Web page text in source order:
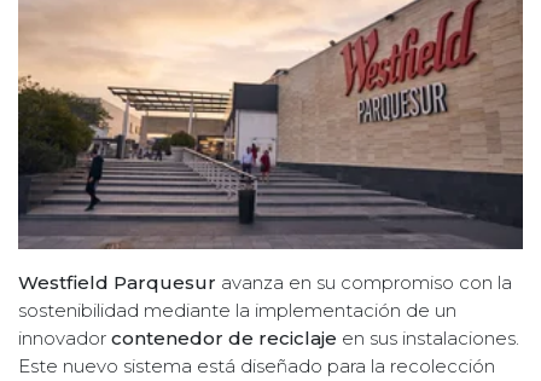
Westfield Parquesur avanza en su compromiso con la
sostenibilidad mediante la implementación de un
innovador contenedor de reciclaje en sus instalaciones.
Este nuevo sistema está diseñado para la recolección